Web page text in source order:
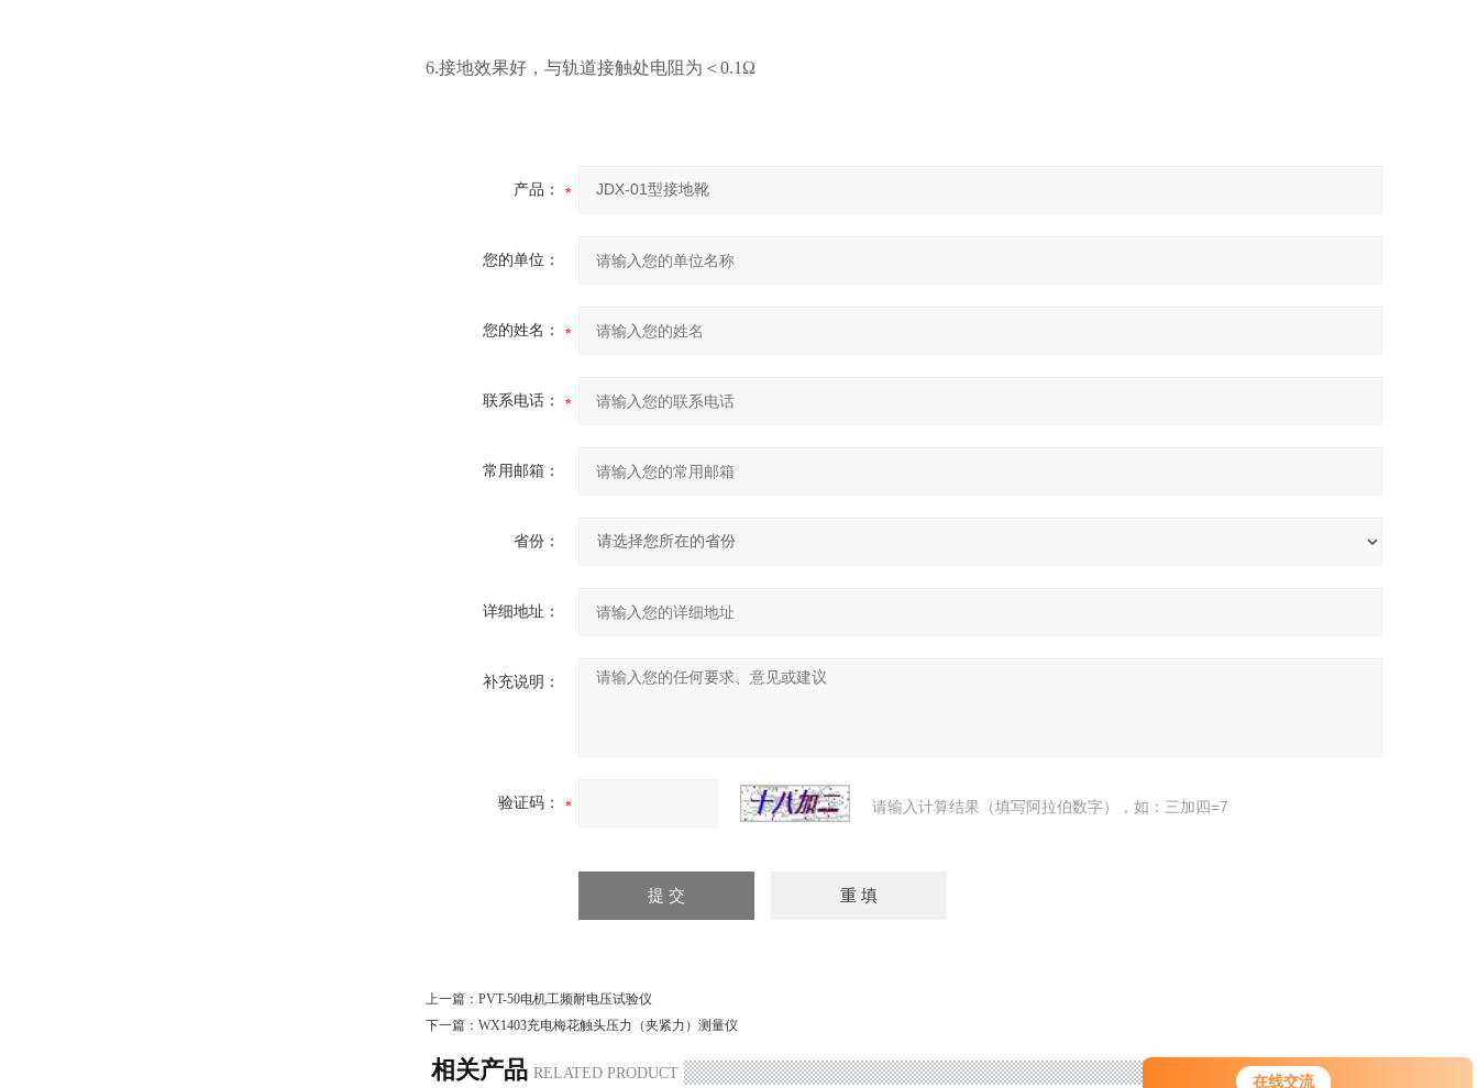
在线交流
6.接地效果好，与轨道接触处电阻为＜0.1Ω
产品：
您的单位：
您的姓名：
联系电话：
常用邮箱：
省份：
详细地址：
补充说明：
验证码： 请输入计算结果（填写阿拉伯数字），如：三加四=7
上一篇： PVT-50电机工频耐电压试验仪
下一篇： WX1403充电梅花触头压力（夹紧力）测量仪
相关产品 RELATED PRODUCT